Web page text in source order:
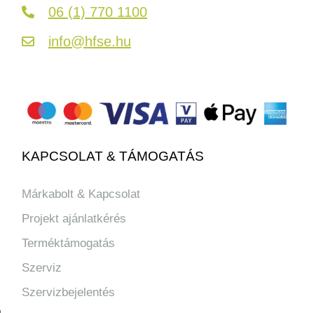
06 (1) 770 1100
info@hfse.hu
KAPCSOLAT & TÁMOGATÁS
Márkabolt & Kapcsolat
Projekt ajánlatkérés
Terméktámogatás
Szerviz
Szervizbejelentés